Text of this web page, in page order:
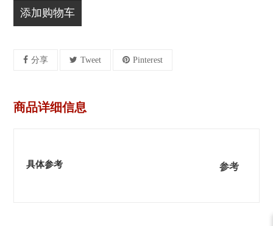
添加购物车
分享 Tweet Pinterest
商品详细信息
参考
具体参考